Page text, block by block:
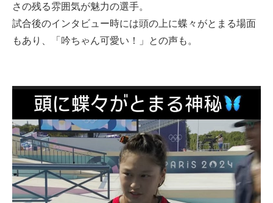
さの残る雰囲気が魅力の選手。
試合後のインタビュー時には頭の上に蝶々がとまる場面
もあり、「吟ちゃん可愛い！」との声も。